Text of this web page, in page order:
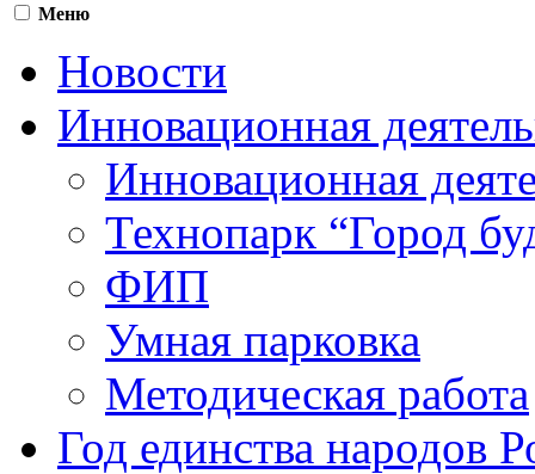
Меню
Новости
Инновационная
Инновационная
Технопарк “Город
ФИП
Умная парковка
Методическая работа
Год единства народов